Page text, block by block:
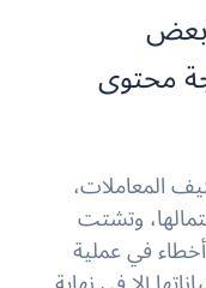
بعض
محتوى
المعاملات،
وتشتت
في عملية